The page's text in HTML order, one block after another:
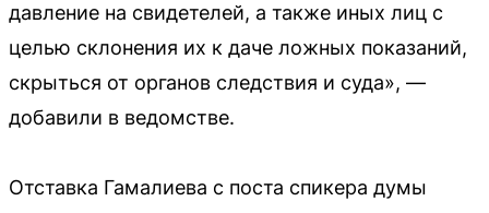
давление на свидетелей, а также иных лиц с
целью склонения их к даче ложных показаний,
скрыться от органов следствия и суда», —
добавили в ведомстве.
Отставка Гамалиева с поста спикера думы